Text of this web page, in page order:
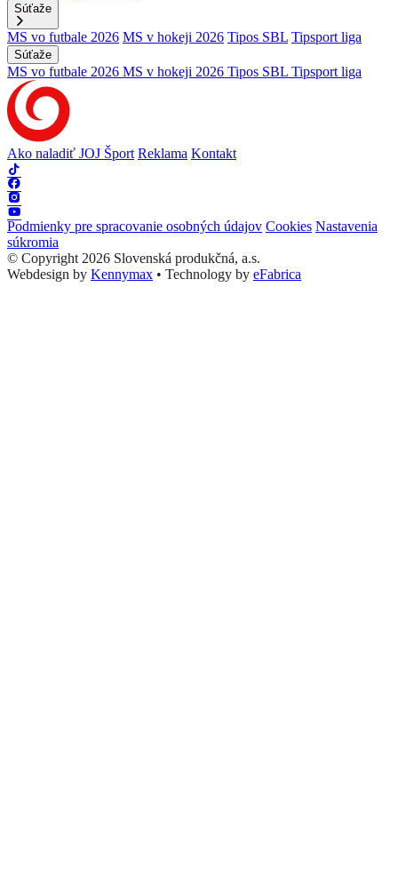
Súťaže
MS vo futbale 2026 MS v hokeji 2026 Tipos SBL Tipsport liga
Súťaže
MS vo futbale 2026 MS v hokeji 2026 Tipos SBL Tipsport liga
Ako naladiť JOJ Šport Reklama Kontakt
Podmienky pre spracovanie osobných údajov Cookies Nastavenia
súkromia
© Copyright 2026 Slovenská produkčná, a.s.
Webdesign by Kennymax • Technology by eFabrica